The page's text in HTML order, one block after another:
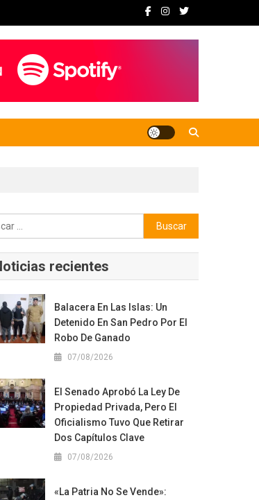
Buscar:
recientes
Balacera En Las Islas: Un
Detenido En San Pedro Por El
Robo De Ganado
07/08/2026
El Senado Aprobó La Ley De
Propiedad Privada, Pero El
Oficialismo Tuvo Que Retirar
Dos Capítulos Clave
07/08/2026
«La Patria No Se Vende»: